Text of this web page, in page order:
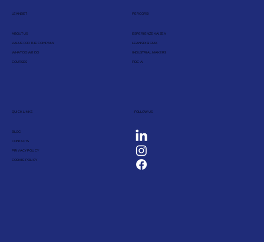
LEANBET
ABOUT US
VALUE FOR THE COMPANY
WHAT DO WE DO
COURSES
PERCORSI
ESPERIENZE KAIZEN
LEAN SIX SIGMA
INDUSTRIAL MAKERS
PDC-AI
QUICK LINKS
BLOG
CONTACTS
PRIVACY POLICY
COOKIE POLICY
FOLLOW US